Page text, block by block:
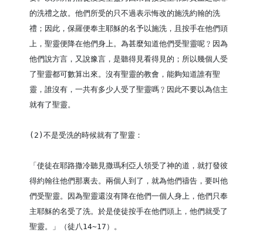
的洗禮之故。他們所受的只不過表示悔改的施洗約翰的洗
禮；因此，保羅便奉主耶穌的名予以施洗，且按手在他們頭
上，聖靈便降在他們身上。為甚麼知道他們受聖靈呢﹖因為
他們說方言，又說豫言，是聽得見看得見的；所以幾個人受
了聖靈都可數算出來。沒有聖靈的教會，能夠知道誰有聖
靈，誰沒有，一共有多少人受了聖靈嗎﹖因此不要以為信主
就有了聖靈。
(2)不是受洗的時候就有了聖靈：
「使徒在耶路撒冷聽見撒瑪利亞人領受了神的道，就打發彼
得約翰往他們那裏去。兩個人到了，就為他們禱告，要叫他
們受聖靈。因為聖靈還沒有降在他們一個人身上，他們只奉
主耶穌的名受了洗。於是使徒按手在他們頭上，他們就受了
聖靈。」（徒八14~17）。